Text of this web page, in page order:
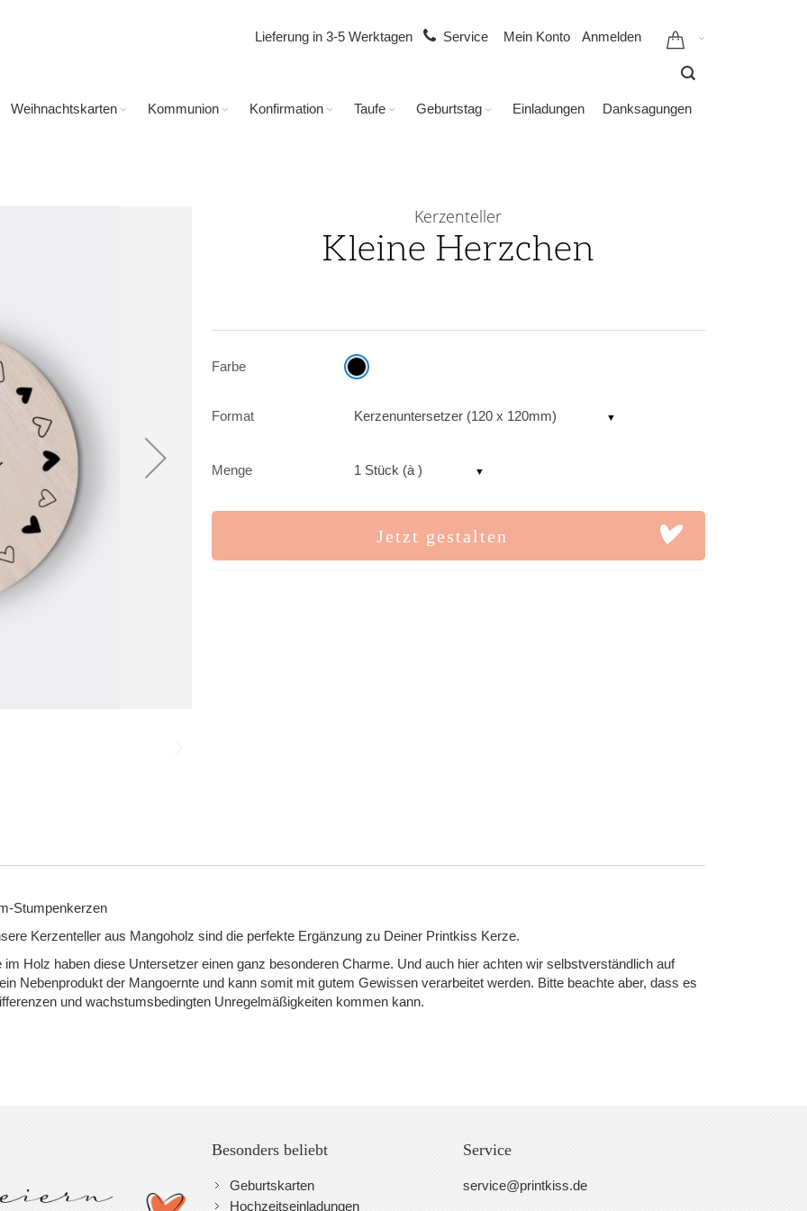
Mein Konto Anmelden
Lieferung in 3-5 Werktagen Service
Weihnachtskarten Kommunion Konfirmation Taufe Geburtstag Einladungen Danksagungen
Kerzenteller
Kleine Herzchen
Menge 1 Stück (à )
Farbe
Format Kerzenuntersetzer (120 x 120mm)
Jetzt gestalten
Stumpenkerzen
Kerzenteller aus Mangoholz sind die perfekte Ergänzung zu Deiner Printkiss Kerze.
Holz haben diese Untersetzer einen ganz besonderen Charme. Und auch hier achten wir selbstverständlich auf
Nebenprodukt der Mangoernte und kann somit mit gutem Gewissen verarbeitet werden. Bitte beachte aber, dass es
und wachstumsbedingten Unregelmäßigkeiten kommen kann.
Besonders beliebt
Geburtskarten
Hochzeitseinladungen
Service
service@printkiss.de